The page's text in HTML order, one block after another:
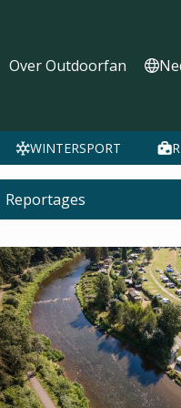
Over Outdoorfan
WINTERSPORT
Reportages